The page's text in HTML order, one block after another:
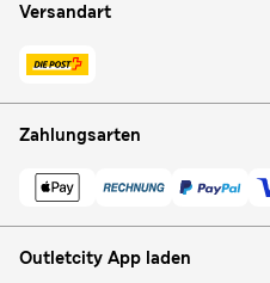
Versandart
Zahlungsarten
Outletcity App laden